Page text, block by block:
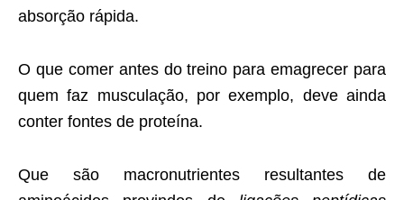
absorção rápida.
O que comer antes do treino para emagrecer para
quem faz musculação, por exemplo, deve ainda
conter fontes de proteína.
Que são macronutrientes resultantes de